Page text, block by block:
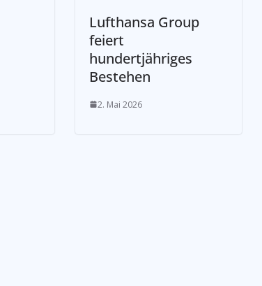
Lufthansa Group
feiert
hundertjähriges
Bestehen
2. Mai 2026